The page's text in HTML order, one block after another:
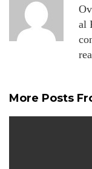
al
More Posts